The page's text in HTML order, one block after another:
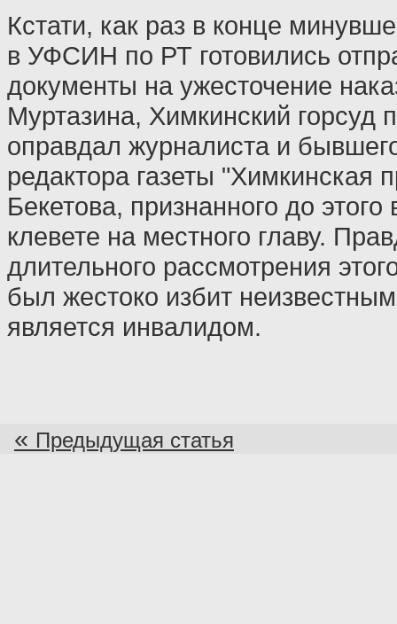
Кстати, как раз в конце
в УФСИН по РТ готовились
документы на ужесточение
Муртазина, Химкинский горсуд
оправдал журналиста и
редактора газеты "Химкинская
Бекетова, признанного до
клевете на местного главу.
длительного рассмотрения
был жестоко избит
является инвалидом.
« Предыдущая статья